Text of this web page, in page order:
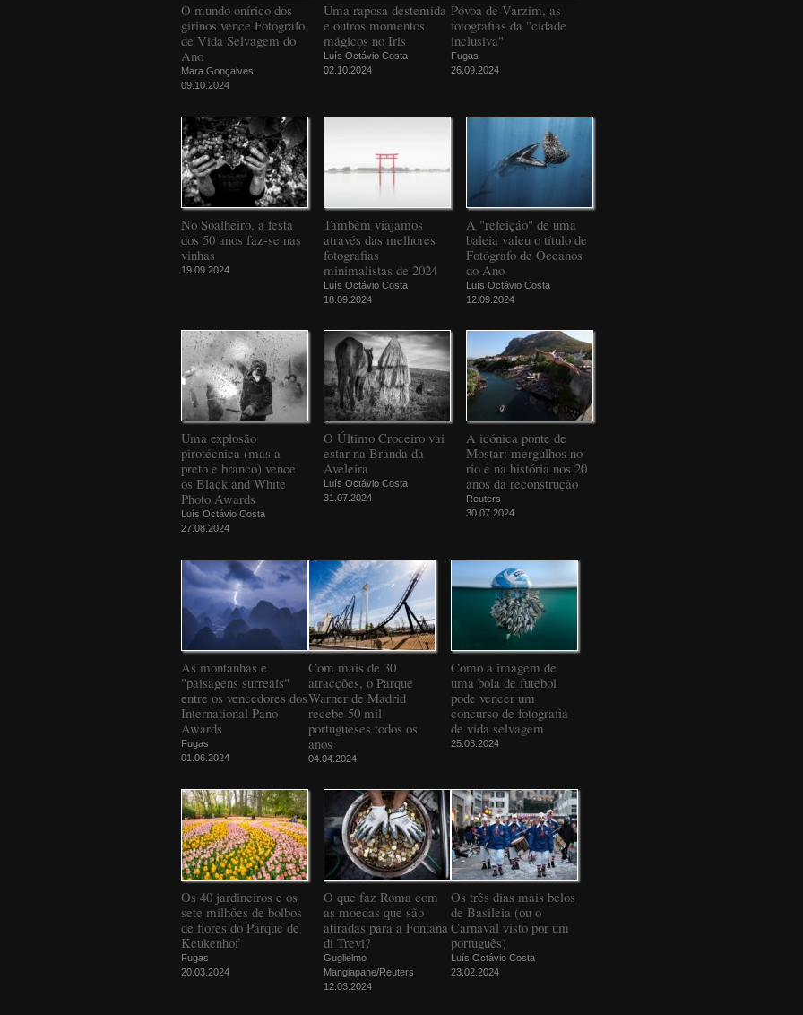
O mundo onírico dos
girinos vence Fotógrafo
de Vida Selvagem do
Ano
Mara Gonçalves
09.10.2024
Uma raposa destemida
e outros momentos
mágicos no Iris
Luís Octávio Costa
02.10.2024
Póvoa de Varzim, as
fotografias da "cidade
inclusiva"
Fugas
26.09.2024
No Soalheiro, a festa
dos 50 anos faz-se nas
vinhas
19.09.2024
Também viajamos
através das melhores
fotografias
minimalistas de 2024
Luís Octávio Costa
18.09.2024
A "refeição" de uma
baleia valeu o título de
Fotógrafo de Oceanos
do Ano
Luís Octávio Costa
12.09.2024
Uma explosão
pirotécnica (mas a
preto e branco) vence
os Black and White
Photo Awards
Luís Octávio Costa
27.08.2024
O Último Croceiro vai
estar na Branda da
Aveleira
Luís Octávio Costa
31.07.2024
A icónica ponte de
Mostar: mergulhos no
rio e na história nos 20
anos da reconstrução
Reuters
30.07.2024
As montanhas e
"paisagens surreais"
entre os vencedores dos
International Pano
Awards
Fugas
01.06.2024
Com mais de 30
atracções, o Parque
Warner de Madrid
recebe 50 mil
portugueses todos os
anos
04.04.2024
Como a imagem de
uma bola de futebol
pode vencer um
concurso de fotografia
de vida selvagem
25.03.2024
Os 40 jardineiros e os
sete milhões de bolbos
de flores do Parque de
Keukenhof
Fugas
20.03.2024
O que faz Roma com
as moedas que são
atiradas para a Fontana
di Trevi?
Guglielmo
Mangiapane/Reuters
12.03.2024
Os três dias mais belos
de Basileia (ou o
Carnaval visto por um
português)
Luís Octávio Costa
23.02.2024